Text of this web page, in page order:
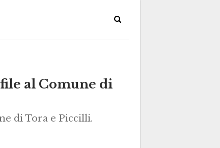
al Comune di
di Tora e Piccilli.